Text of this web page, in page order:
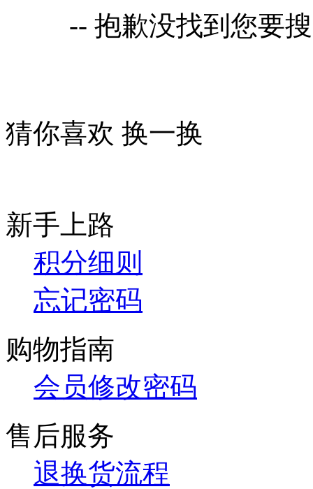
-- 抱歉没找到您要
猜你喜欢 换一换
新手上路
积分细则
忘记密码
购物指南
会员修改密码
售后服务
退换货流程